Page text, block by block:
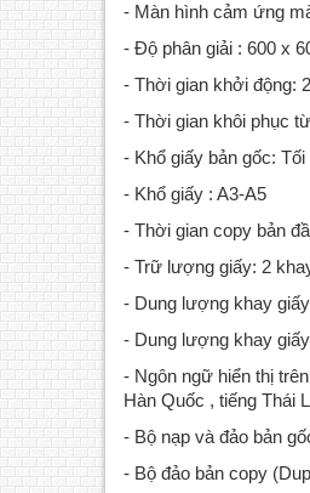
- Màn hình cảm ứng
- Độ phân giải : 600 x
- Thời gian khởi động:
- Thời gian khôi phục
- Khổ giấy bản gốc:
- Khổ giấy : A3-A5
- Thời gian copy bản
- Trữ lượng giấy: 2
- Dung lượng khay
- Dung lượng khay
- Ngôn ngữ hiển thị
Hàn Quốc , tiếng Thái
- Bộ nạp và đảo bản
- Bộ đảo bản copy